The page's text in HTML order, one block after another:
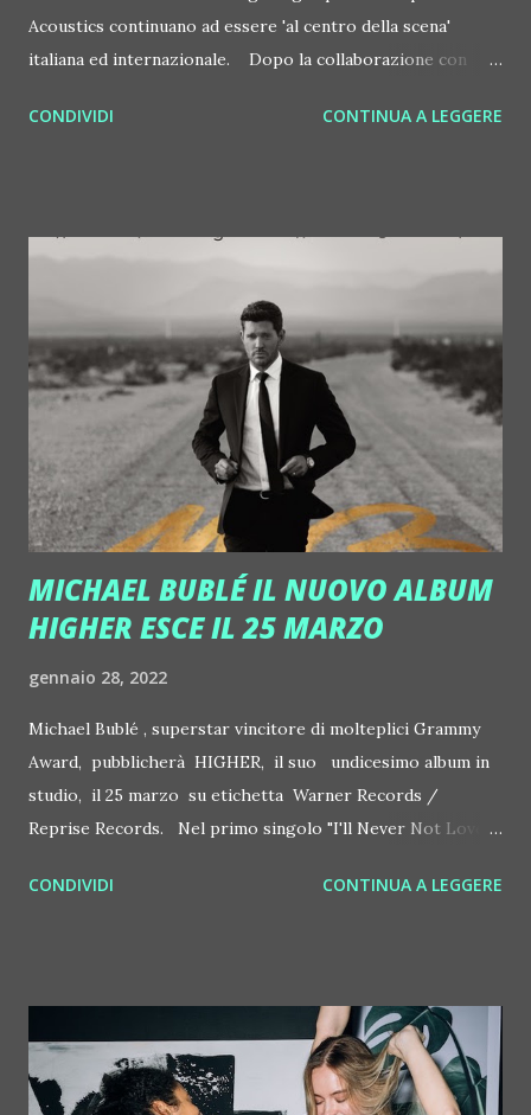
Acoustics continuano ad essere 'al centro della scena'
italiana ed internazionale. Dopo la collaborazione con
mondo grazie al web la bellezza di Venezia, dell'Arena di
e avvicinarli al grande pubblico. Il sound degli artisti
durante l'evento milanese è stato diffuso da casse Pequod
Acoustics. E non è tutto: è confermata a maggio 2022 del
brand italiano all'ISE Barcelona, rimandato al 10 - 13 maggio
2022, l'importante fiera dedicata ad audio / video e AV
systems integration. La fiera era prevista inizialmente dall'1
al 4 fe...
CONDIVIDI CONTINUA A LEGGERE
MICHAEL BUBLÉ IL NUOVO ALBUM
HIGHER ESCE IL 25 MARZO
gennaio 28, 2022
Michael Bublé , superstar vincitore di molteplici Grammy
Award, pubblicherà HIGHER, il suo undicesimo album in
studio, il 25 marzo su etichetta Warner Records /
Reprise Records. Nel primo singolo "I'll Never Not Love
superstar globale multi platino vincitore di molteplici
McCartney, HIGHER è il primo album in studio di Bublè in
tre anni e arriva dopo "An Evening With Michael Bublé
Tour" , tour mondiale di due anni tutto sold out, e dopo il
CONDIVIDI CONTINUA A LEGGERE